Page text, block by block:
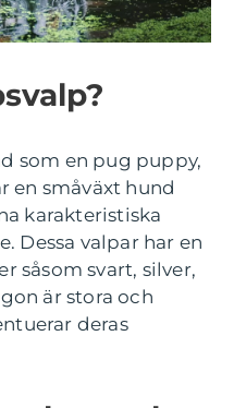
som en pug puppy,
en småväxt hund
karakteristiska
Dessa valpar har en
såsom svart, silver,
är stora och
deras